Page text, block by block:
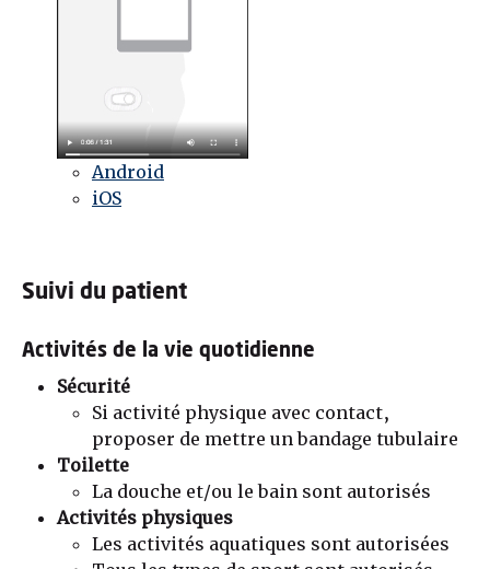
Android
iOS
Suivi du patient
Activités de la vie quotidienne
Sécurité
Si activité physique avec contact,
proposer de mettre un bandage tubulaire
Toilette
La douche et/ou le bain sont autorisés
Activités physiques
Les activités aquatiques sont autorisées